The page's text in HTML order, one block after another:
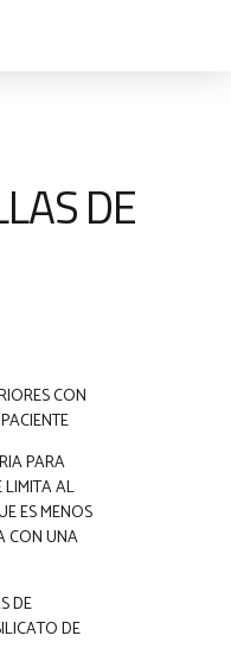
DE
CON
PARA
LIMITA AL
ES MENOS
CON UNA
DE
DE